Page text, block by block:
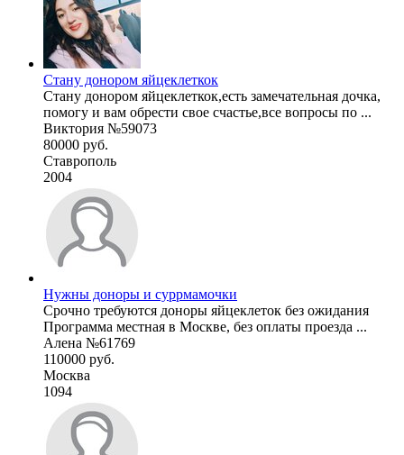
Стану донором яйцеклеткок
Стану донором яйцеклеткок,есть замечательная дочка,
помогу и вам обрести свое счастье,все вопросы по ...
Виктория №59073
80000 руб.
Ставрополь
2004
Нужны доноры и суррмамочки
Срочно требуются доноры яйцеклеток без ожидания
Программа местная в Москве, без оплаты проезда ...
Алена №61769
110000 руб.
Москва
1094